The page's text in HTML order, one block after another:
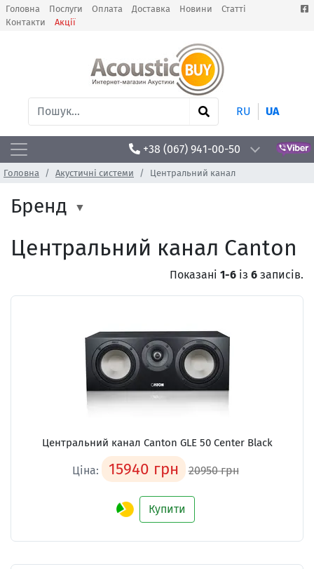
Головна Послуги Оплата Доставка Новини
Статті
Контакти
Акції
RU UA
+38 (067) 941-00-50
Головна Акустичні системи Центральний канал
Бренд
Центральний канал Canton
Показані 1-6 із 6 записів.
Центральний канал Canton GLE 50 Center Black
Ціна: 15940 грн 20950 грн
Купити